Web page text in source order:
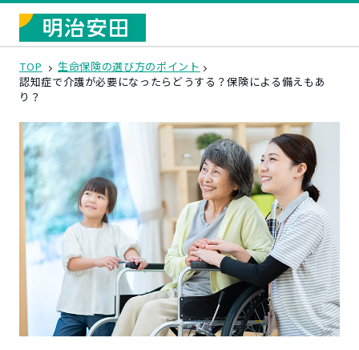
TOP
生命保険の選び方のポイント
認知症で介護が必要になったらどうする？保険による備えもあ
り？